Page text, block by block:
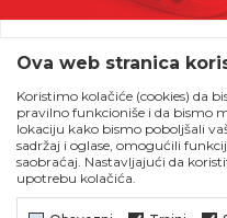
SVE UPOLA CIJENE!
Čekanju je kraj!
Počela je omiljena
ljetna akcija u Obući
Metro!
SVE IZ LJETNE
Zapratite nas
Ova web stranica
Koristimo kolačiće (cookies) da
pravilno funkcioniše i da bismo
lokaciju kako bismo poboljšali
sadržaj i oglase, omogućili
saobraćaj. Nastavljajući da
upotrebu kolačića.